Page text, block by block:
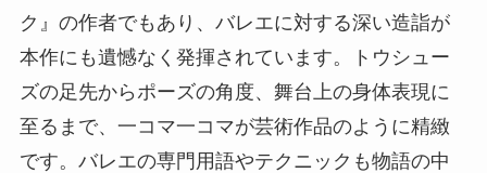
ク』の作者でもあり、バレエに対する深い造詣が
本作にも遺憾なく発揮されています。トウシュー
ズの足先からポーズの角度、舞台上の身体表現に
至るまで、一コマ一コマが芸術作品のように精緻
です。バレエの専門用語やテクニックも物語の中